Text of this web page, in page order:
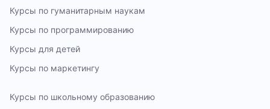
Курсы по гуманитарным наукам
Курсы по программированию
Курсы для детей
Курсы по маркетингу
Курсы по школьному образованию